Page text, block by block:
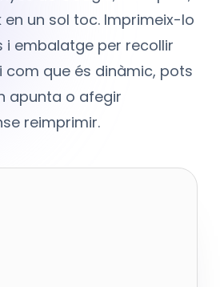
en un sol toc. Imprimeix-lo
i embalatge per recollir
com que és dinàmic, pots
apunta o afegir
reimprimir.